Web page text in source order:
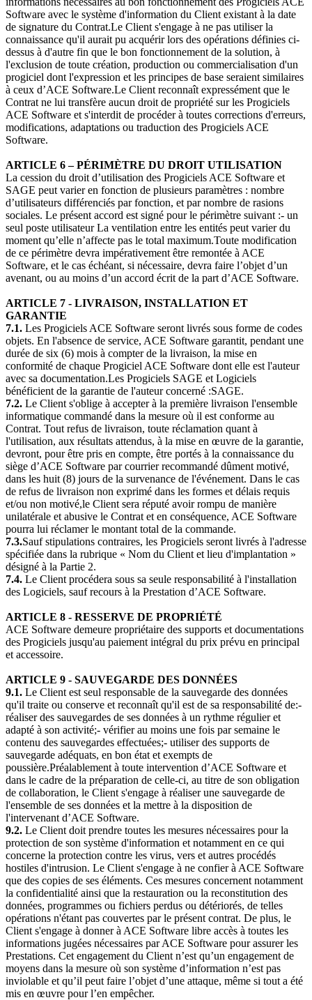
Software avec le système d'information du Client existant à la date
de signature du Contrat.Le Client s'engage à ne pas utiliser la
connaissance qu'il aurait pu acquérir lors des opérations définies ci-
dessus à d'autre fin que le bon fonctionnement de la solution, à
l'exclusion de toute création, production ou commercialisation d'un
progiciel dont l'expression et les principes de base seraient similaires
à ceux d’ACE Software.Le Client reconnaît expressément que le
Contrat ne lui transfère aucun droit de propriété sur les Progiciels
ACE Software et s'interdit de procéder à toutes corrections d'erreurs,
modifications, adaptations ou traduction des Progiciels ACE
Software.
ARTICLE 6 – PÉRIMÈTRE DU DROIT UTILISATION
La cession du droit d’utilisation des Progiciels ACE Software et
SAGE peut varier en fonction de plusieurs paramètres : nombre
d’utilisateurs différenciés par fonction, et par nombre de rasions
sociales. Le présent accord est signé pour le périmètre suivant :- un
seul poste utilisateur La ventilation entre les entités peut varier du
moment qu’elle n’affecte pas le total maximum.Toute modification
de ce périmètre devra impérativement être remontée à ACE
Software, et le cas échéant, si nécessaire, devra faire l’objet d’un
avenant, ou au moins d’un accord écrit de la part d’ACE Software.
ARTICLE 7 - LIVRAISON, INSTALLATION ET
GARANTIE
7.1. Les Progiciels ACE Software seront livrés sous forme de codes
objets. En l'absence de service, ACE Software garantit, pendant une
durée de six (6) mois à compter de la livraison, la mise en
conformité de chaque Progiciel ACE Software dont elle est l'auteur
avec sa documentation.Les Progiciels SAGE et Logiciels
bénéficient de la garantie de l'auteur concerné :SAGE.
7.2. Le Client s'oblige à accepter à la première livraison l'ensemble
informatique commandé dans la mesure où il est conforme au
Contrat. Tout refus de livraison, toute réclamation quant à
l'utilisation, aux résultats attendus, à la mise en œuvre de la garantie,
devront, pour être pris en compte, être portés à la connaissance du
siège d’ACE Software par courrier recommandé dûment motivé,
dans les huit (8) jours de la survenance de l'événement. Dans le cas
de refus de livraison non exprimé dans les formes et délais requis
et/ou non motivé,le Client sera réputé avoir rompu de manière
unilatérale et abusive le Contrat et en conséquence, ACE Software
pourra lui réclamer le montant total de la commande.
7.3.Sauf stipulations contraires, les Progiciels seront livrés à l'adresse
spécifiée dans la rubrique « Nom du Client et lieu d'implantation »
désigné à la Partie 2.
7.4. Le Client procédera sous sa seule responsabilité à l'installation
des Logiciels, sauf recours à la Prestation d’ACE Software.
ARTICLE 8 - RESSERVE DE PROPRIÉTÉ
ACE Software demeure propriétaire des supports et documentations
des Progiciels jusqu'au paiement intégral du prix prévu en principal
et accessoire.
ARTICLE 9 - SAUVEGARDE DES DONNÉES
9.1. Le Client est seul responsable de la sauvegarde des données
qu'il traite ou conserve et reconnaît qu'il est de sa responsabilité de:-
réaliser des sauvegardes de ses données à un rythme régulier et
adapté à son activité;- vérifier au moins une fois par semaine le
contenu des sauvegardes effectuées;- utiliser des supports de
sauvegarde adéquats, en bon état et exempts de
poussière.Préalablement à toute intervention d’ACE Software et
dans le cadre de la préparation de celle-ci, au titre de son obligation
de collaboration, le Client s'engage à réaliser une sauvegarde de
l'ensemble de ses données et la mettre à la disposition de
l'intervenant d’ACE Software.
9.2. Le Client doit prendre toutes les mesures nécessaires pour la
protection de son système d'information et notamment en ce qui
concerne la protection contre les virus, vers et autres procédés
hostiles d'intrusion. Le Client s'engage à ne confier à ACE Software
que des copies de ses éléments. Ces mesures concernent notamment
la confidentialité ainsi que la restauration ou la reconstitution des
données, programmes ou fichiers perdus ou détériorés, de telles
opérations n'étant pas couvertes par le présent contrat. De plus, le
Client s'engage à donner à ACE Software libre accès à toutes les
informations jugées nécessaires par ACE Software pour assurer les
Prestations. Cet engagement du Client n’est qu’un engagement de
moyens dans la mesure où son système d’information n’est pas
inviolable et qu’il peut faire l’objet d’une attaque, même si tout a été
mis en œuvre pour l’en empêcher.